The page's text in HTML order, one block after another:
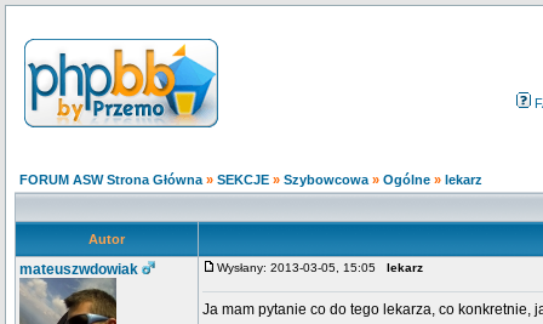
FORUM ASW Strona Główna » SEKCJE » Szybowcowa » Ogólne » lekarz
Autor
mateuszwdowiak Wysłany: 2013-03-05, 15:05 lekarz
Ja mam pytanie co do tego lekarza, co konkretnie,